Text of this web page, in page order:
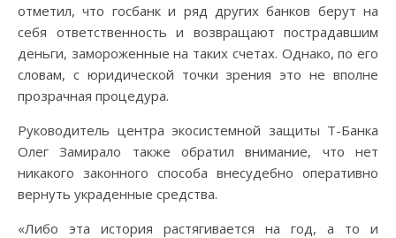
отметил, что госбанк и ряд других банков берут на
себя ответственность и возвращают пострадавшим
деньги, замороженные на таких счетах. Однако, по его
словам, с юридической точки зрения это не вполне
прозрачная процедура.
Руководитель центра экосистемной защиты Т-Банка
Олег Замирало также обратил внимание, что нет
никакого законного способа внесудебно оперативно
вернуть украденные средства.
«Либо эта история растягивается на год, а то и